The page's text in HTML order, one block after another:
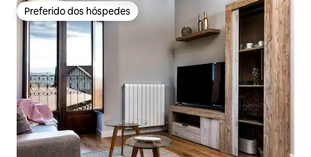
Preferido dos hóspedes
Preferido dos hóspedes